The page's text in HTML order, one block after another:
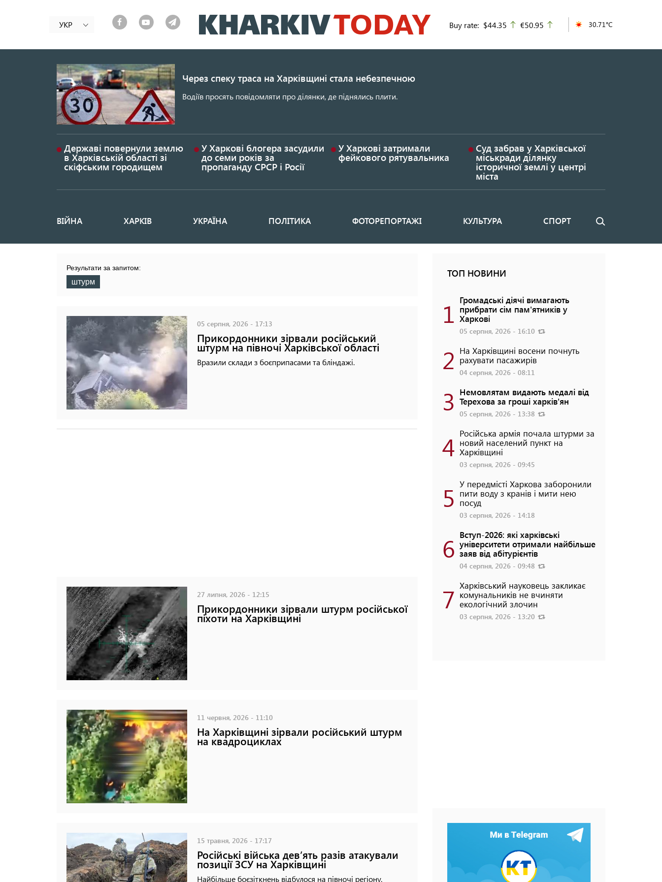
до
основного
УКР Buy rate: $44.35 up
€50.95 30.71°C
Через спеку траса на Харківщині стала небезпечною
Водіїв просять повідомляти про ділянки, де піднялись плити.
Державі повернули землю
в Харківській області зі
скіфським городищем
У Харкові блогера засудили
до семи років за
пропаганду СРСР і Росії
У Харкові затримали
фейкового рятувальника
Суд забрав у Харківської
міськради ділянку
історичної землі у центрі
міста
Основная
ВІЙНА ХАРКІВ УКРАЇНА ПОЛІТИКА ФОТОРЕПОРТАЖІ КУЛЬТУРА СПОРТ Пошук
Результати за запитом:
штурм
05 серпня, 2026 - 17:13
Прикордонники зірвали російський
штурм на півночі Харківської області
Вразили склади з боєприпасами та бліндажі.
27 липня, 2026 - 12:15
Прикордонники зірвали штурм російської
піхоти на Харківщині
11 червня, 2026 - 11:10
На Харківщині зірвали російський штурм
на квадроциклах
15 травня, 2026 - 17:17
Російські війська дев’ять разів атакували
позиції ЗСУ на Харківщині
Найбільше боєзіткнень відбулося на півночі регіону.
ТОП НОВИНИ
1 Громадські діячі вимагають
прибрати сім пам'ятників у
Харкові
05 серпня, 2026 - 16:10
2 На Харківщині восени почнуть
рахувати пасажирів
04 серпня, 2026 - 08:11
3 Немовлятам видають медалі від
Терехова за гроші харків'ян
05 серпня, 2026 - 13:38
4 Російська армія почала штурми за
новий населений пункт на
Харківщині
03 серпня, 2026 - 09:45
5 У передмісті Харкова заборонили
пити воду з кранів і мити нею
посуд
03 серпня, 2026 - 14:18
6 Вступ-2026: які харківські
університети отримали найбільше
заяв від абітурієнтів
04 серпня, 2026 - 09:48
7 Харківський науковець закликає
комунальників не вчиняти
екологічний злочин
03 серпня, 2026 - 13:20